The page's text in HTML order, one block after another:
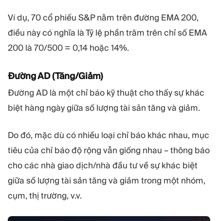
Ví dụ, 70 cổ phiếu S&P nằm trên đường EMA 200,
điều này có nghĩa là Tỷ lệ phần trăm trên chỉ số EMA
200 là 70/500 = 0,14 hoặc 14%.
Đường AD (Tăng/Giảm)
Đường AD là một chỉ báo kỹ thuật cho thấy sự khác
biệt hàng ngày giữa số lượng tài sản tăng và giảm.
Do đó, mặc dù có nhiều loại chỉ báo khác nhau, mục
tiêu của chỉ báo độ rộng vẫn giống nhau – thông báo
cho các nhà giao dịch/nhà đầu tư về sự khác biệt
giữa số lượng tài sản tăng và giảm trong một nhóm,
cụm, thị trường, v.v.